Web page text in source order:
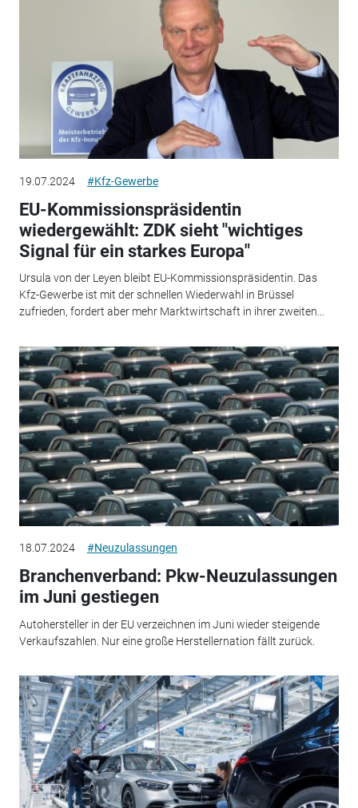
19.07.2024 #Kfz-Gewerbe
EU-Kommissionspräsidentin
wiedergewählt: ZDK sieht "wichtiges
Signal für ein starkes Europa"
Ursula von der Leyen bleibt EU-Kommissionspräsidentin. Das
Kfz-Gewerbe ist mit der schnellen Wiederwahl in Brüssel
zufrieden, fordert aber mehr Marktwirtschaft in ihrer zweiten...
18.07.2024 #Neuzulassungen
Branchenverband: Pkw-Neuzulassungen
im Juni gestiegen
Autohersteller in der EU verzeichnen im Juni wieder steigende
Verkaufszahlen. Nur eine große Herstellernation fällt zurück.